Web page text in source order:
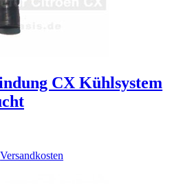
CX Kühlsystem
Versandkosten